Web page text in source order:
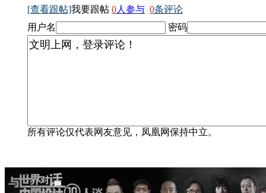
[查看跟帖]我要跟帖 0人参与 0条评论
用户名
密码
所有评论仅代表网友意见，凤凰网保持中立。